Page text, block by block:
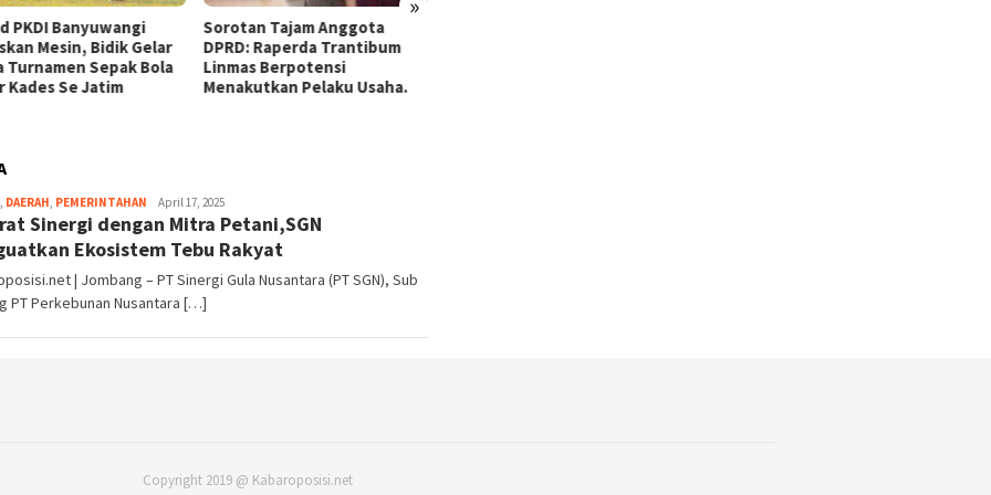
Tajam Anggota
Raperda Trantibum
Berpotensi
Pelaku Usaha.
, DAERAH, PEMERINTAHAN Editor
_07
April 17, 2025
Sinergi dengan Mitra Petani,SGN
Ekosistem Tebu Rakyat
| Jombang – PT Sinergi Gula Nusantara (PT SGN), Sub
PT Perkebunan Nusantara […]
Copyright 2019 @ Kabaroposisi.net